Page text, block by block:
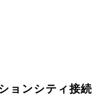
ョンシティ接続